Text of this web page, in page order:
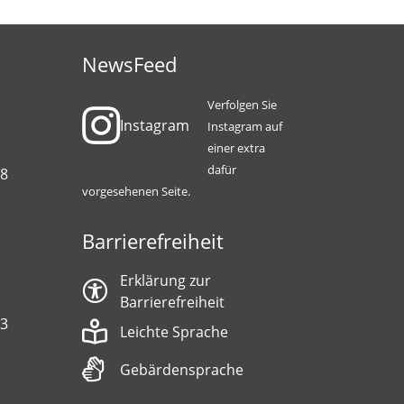
NewsFeed
Instagram
Verfolgen Sie
Instagram auf
einer extra
dafür
vorgesehenen Seite.
Barrierefreiheit
Erklärung zur
Barrierefreiheit
Leichte Sprache
Gebärdensprache